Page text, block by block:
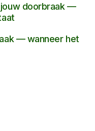
jouw doorbraak —
— wanneer het